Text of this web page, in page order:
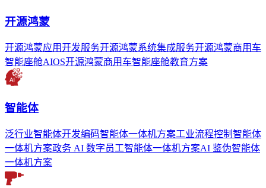
开源鸿蒙
开源鸿蒙应用开发服务开源鸿蒙系统集成服务开源鸿蒙商用车
智能座舱AIOS开源鸿蒙商用车智能座舱教育方案
智能体
泛行业智能体开发编码智能体一体机方案工业流程控制智能体
一体机方案政务 AI 数字员工智能体一体机方案AI 鉴伪智能体
一体机方案